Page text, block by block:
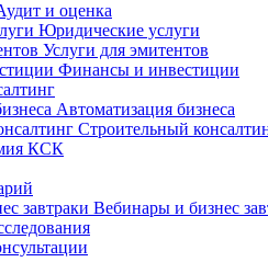
и оценка
Юридические услуги
Услуги для эмитентов
Финансы и инвестиции
Автоматизация бизнеса
Строительный
КСК
завтраки Вебинары и бизнес